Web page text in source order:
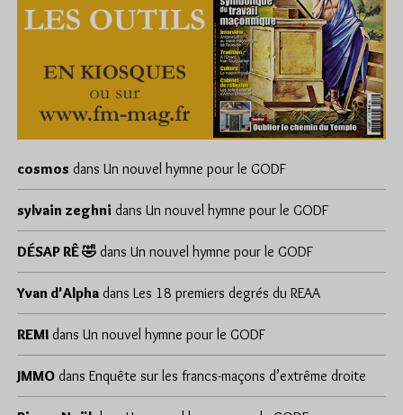
cosmos dans Un nouvel hymne pour le GODF
sylvain zeghni dans Un nouvel hymne pour le GODF
DÉSAP RÊ 🤣 dans Un nouvel hymne pour le GODF
Yvan d'Alpha dans Les 18 premiers degrés du REAA
REMI dans Un nouvel hymne pour le GODF
JMMO dans Enquête sur les francs-maçons d’extrême droite